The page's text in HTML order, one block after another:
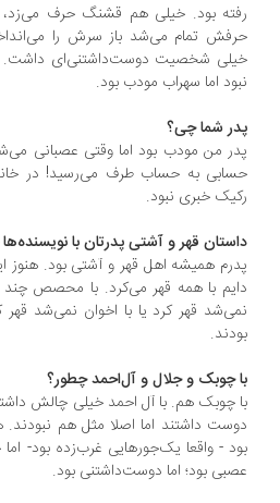
بود. خیلی هم قشنگ حرف می‌زد، با
تمام می‌شد باز سرش را می‌انداخت
شخصیت دوست‌داشتنی‌ای داشت.
اما سهراب مودب بود.
شما چی؟
من مودب بود اما وقتی عصبانی می‌شد و
به حساب طرف می‌رسید! در خانه
خبری نبود.
قهر و آشتی پدرتان با نویسنده‌ها چه
همیشه اهل قهر و آشتی بود. هنوز این
با همه قهر می‌کرد. با محصص چند بار قهر
قهر کرد یا با اخوان نمی‌شد قهر کرد.
چوبک و جلال و آل‌احمد چطور؟
چوبک هم. با آل احمد خیلی چالش داشتند. با
داشتند اما اصلا مثل هم نبودند. هرچه
- واقعا یک‌جورهایی غرب‌زده بود- اما جلال
بود؛ اما دوست‌داشتنی بود.